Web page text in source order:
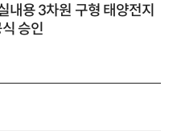
내용 3차원 구형 태양전지
승인